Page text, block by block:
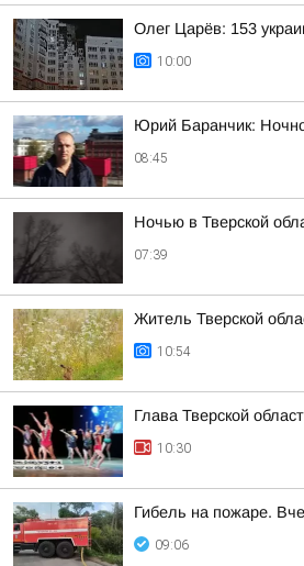
Олег Царёв: 153
10:00
Юрий Баранчик:
08:45
Ночью в Тверской
07:39
Житель Тверской
10:54
Глава Тверской
10:30
Гибель на пожаре.
09:06